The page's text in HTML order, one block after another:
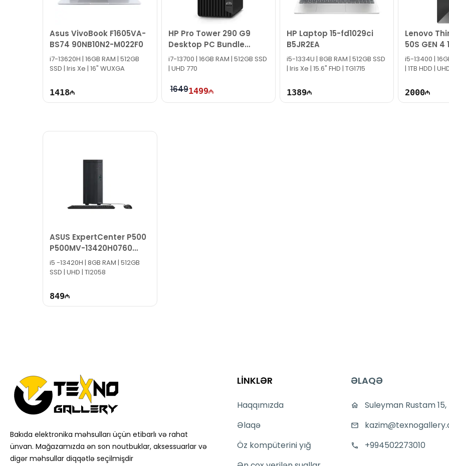
cavablandırmağa hər zaman hazırıq.
İş saatlarından kənar vaxtlarda əlaqə qurmaq üçün e-mail ilə qeydiyyat edə və ya WhatsApp nömrəmizə mesaj
Bizə maraq göstərdiyiniz üçün təşəkkür edirik!
Asus VivoBook F1605VA-
BS74 90NB10N2-M022F0
i7-13620H | 16GB RAM | 512GB
SSD | Iris Xe | 16" WUXGA
1418
HP Pro Tower 290 G9
Desktop PC Bundle
883Y9EA
i7-13700 | 16GB RAM | 512GB SSD
| UHD 770
16491499
​HP Laptop 15-fd1029ci
B5JR2EA
i5-1334U | 8GB RAM | 512GB SSD
| Iris Xe | 15.6" FHD | TG1715
1389
Lenovo
50S GEN 4
i5-13400 |
| 1TB HDD |
2000
ASUS ExpertCenter P500
P500MV-13420H0760
90PF05I1-M00CR0
i5 -13420H | 8GB RAM | 512GB
SSD | UHD | TI2058
849
Bakıda elektronika məhsulları üçün etibarlı və rahat
ünvan. Mağazamızda ən son noutbuklar, aksessuarlar və
digər məhsullar diqqətlə seçilmişdir
LİNKLƏR
Haqqımızda
Əlaqə
Öz kompüterini yığ
ƏLAQƏ
Suleyman Rustam 15,
+994502273010